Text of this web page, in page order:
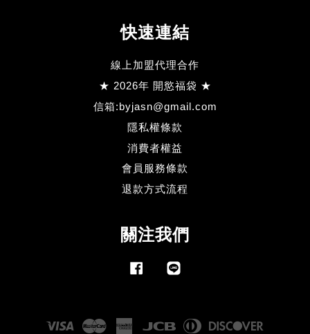
快速連結
線上加盟代理合作
★ 2026年 開慾福袋 ★
信箱:byjasn@gmail.com
隱私權條款
消費者權益
會員服務條款
退款方式流程
關注我們
Facebook
Visa Master AmericanJCB Diners